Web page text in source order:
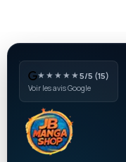
★★★★★5/5 (15)
Voir les avis Google